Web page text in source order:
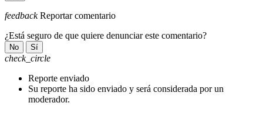
feedback Reportar comentario
¿Está seguro de que quiere denunciar este comentario?
No Sí
check_circle
Reporte enviado
Su reporte ha sido enviado y será considerada por un
moderador.